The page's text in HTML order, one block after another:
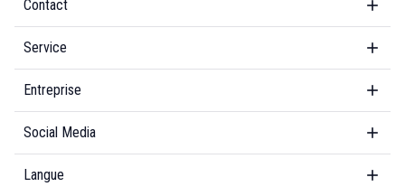
Contact
Service
Entreprise
Social Media
Langue